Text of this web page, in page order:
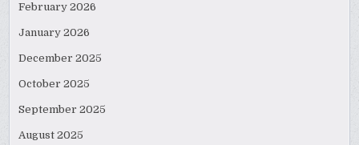
February 2026
January 2026
December 2025
October 2025
September 2025
August 2025